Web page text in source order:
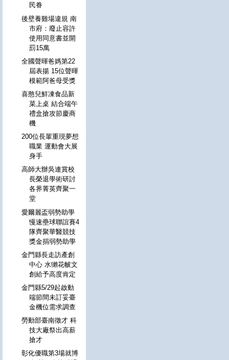
民眷
後壁養雞場違規 南
市府：廢止容許
使用同意書並開
罰15萬
全國聲暉爸媽第22
屆表揚 15位聲暉
模範阿爸母受獎
喜憨兒鮮凍食品新
菜上桌 結合端午
禮盒搶攻節慶商
機
200位長輩重現夢想
職業 運動會大展
身手
高師大辦吳連賞校
長榮退學術研討
各界菁英齊聚一
堂
愛爾麗盃弱勢助學
慢速壘球聯誼賽4
隊齊聚華醫競技
獎金捐弱勢助學
金門縣長走訪產創
中心 水獺花帔文
創給予高度肯定
金門縣5/29起啟動
端節間未訂妥臺
金機位需求調查
勞動部臺南徵才 科
技大廠祭出高薪
搶才
彰化優職第3場就博